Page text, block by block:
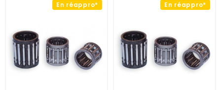
En réappro* En réappro*